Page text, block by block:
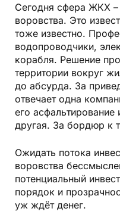
Сегодня сфера ЖКХ –
воровства. Это
тоже известно.
водопроводчики,
корабля. Решение
территории вокруг
до абсурда. За
отвечает одна
его асфальтирование
другая. За бордюр к
Ожидать потока
воровства
потенциальный
порядок и
уж ждёт денег.